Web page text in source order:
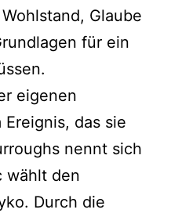
Glaube
für ein
eigenen
das sie
nennt sich
wählt den
Durch die